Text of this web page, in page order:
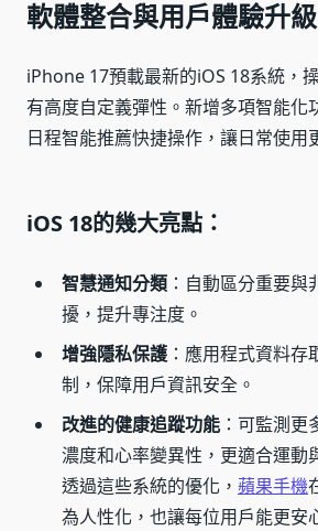
軟體整合與用戶體驗升級
iPhone 17預載最新的iOS 18系統，
有高度自定義彈性。新增多項智能化
日程智能推薦快捷操作，讓日常使用
iOS 18的幾大亮點：
智慧通知分類 ：自動區分重要
擾，提升專注度。
增強隱私保護 ：應用程式資料
制，保障用戶資訊安全。
改進的健康追蹤功能 ：可監測
濃度和心率變異性，更適合運動
透過這些系統的優化， 蘋果手機
為人性化，也讓每位用戶能更安